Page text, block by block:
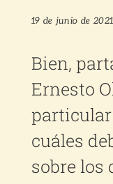
19 de junio de 2021
Bien,
Ernesto
cuáles
sobre los